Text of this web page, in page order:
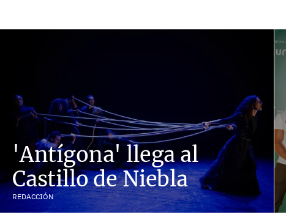
'Antígona' llega al
Castillo de Niebla
REDACCIÓN